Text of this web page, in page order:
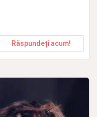
Răspundeți acum!